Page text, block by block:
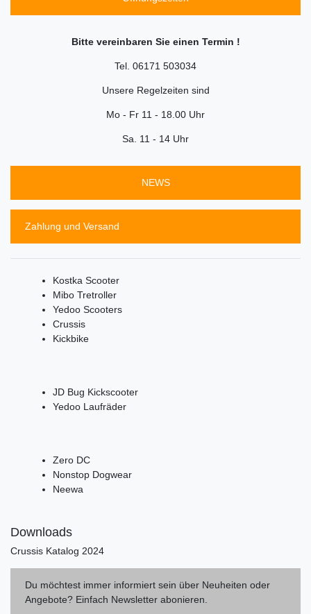
Bitte vereinbaren Sie einen Termin !
Tel. 06171 503034
Unsere Regelzeiten sind
Mo - Fr 11 - 18.00 Uhr
Sa. 11 - 14 Uhr
NEWS
Zahlung und Versand
Kostka Scooter
Mibo Tretroller
Yedoo Scooters
Crussis
Kickbike
JD Bug Kickscooter
Yedoo Laufräder
Zero DC
Nonstop Dogwear
Neewa
Downloads
Crussis Katalog 2024
Du möchtest immer informiert sein über Neuheiten oder
Angebote? Einfach Newsletter abonieren.